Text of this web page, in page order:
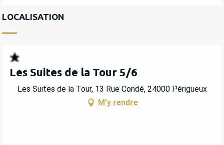
LOCALISATION
Les Suites de la Tour 5/6
Les Suites de la Tour, 13 Rue Condé, 24000 Périgueux
M'y rendre